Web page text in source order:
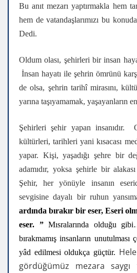
Bu anıt mezarı yaptırmakla hem
hem de vatandaşlarımızı bu
Dedi.
Oldum olası, şehirleri bir insan
İnsan hayatı ile şehrin ömrünü
de olsa, şehrin tarihî mirasını,
yarına taşıyamamak, yaşayanların
Şehirleri şehir yapan insanıdır.
kültürleri, tarihleri yani kısacası
yapar. Kişi, yaşadığı şehre bir
adamıdır, yoksa şehirle bir
Şehir, her yönüyle insanın
sevgisine dayalı bir ruhun
ardında bırakır bir eser, Eseri
eser. ”Mısralarında olduğu
bırakmamış insanların unutulması
yâd edilmesi oldukça güçtür.
gördüğümüz mezara